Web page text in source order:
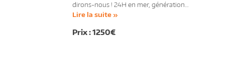
dirons-nous ! 24H en mer, génération…
Lire la suite »
1250€